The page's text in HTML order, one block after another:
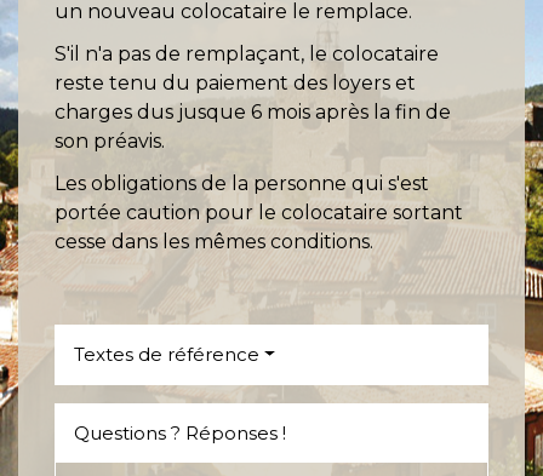
un nouveau colocataire le remplace.
S'il n'a pas de remplaçant, le colocataire
reste tenu du paiement des loyers et
charges dus jusque 6 mois après la fin de
son préavis.
Les obligations de la personne qui s'est
portée caution pour le colocataire sortant
cesse dans les mêmes conditions.
Textes de référence
Questions ? Réponses !